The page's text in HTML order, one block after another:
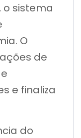
o sistema
O
de
e finaliza
do